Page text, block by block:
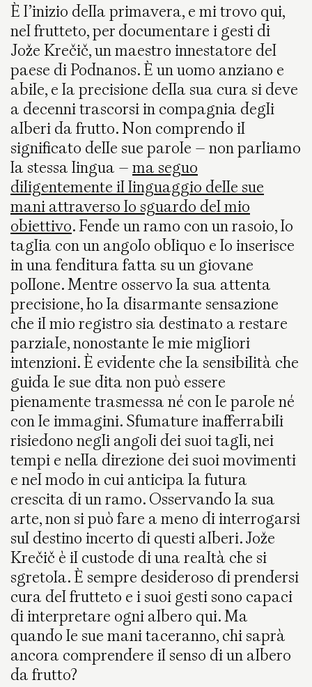
È l’inizio della primavera, e mi trovo qui,
nel frutteto, per documentare i gesti di
Jože Krečič, un maestro innestatore del
paese di Podnanos. È un uomo anziano e
abile, e la precisione della sua cura si deve
a decenni trascorsi in compagnia degli
alberi da frutto. Non comprendo il
significato delle sue parole – non parliamo
la stessa lingua –ma seguo
diligentemente il linguaggio delle sue
mani attraverso lo sguardo del mio
obiettivo. Fende un ramo con un rasoio, lo
taglia con un angolo obliquo e lo inserisce
in una fenditura fatta su un giovane
pollone. Mentre osservo la sua attenta
precisione, ho la disarmante sensazione
che il mio registro sia destinato a restare
parziale, nonostante le mie migliori
intenzioni. È evidente che la sensibilità che
guida le sue dita non può essere
pienamente trasmessa né con le parole né
con le immagini. Sfumature inafferrabili
risiedono negli angoli dei suoi tagli, nei
tempi e nella direzione dei suoi movimenti
e nel modo in cui anticipa la futura
crescita di un ramo. Osservando la sua
arte, non si può fare a meno di interrogarsi
sul destino incerto di questi alberi. Jože
Krečič è il custode di una realtà che si
sgretola. È sempre desideroso di prendersi
cura del frutteto e i suoi gesti sono capaci
di interpretare ogni albero qui. Ma
quando le sue mani taceranno, chi saprà
ancora comprendere il senso di un albero
da frutto?